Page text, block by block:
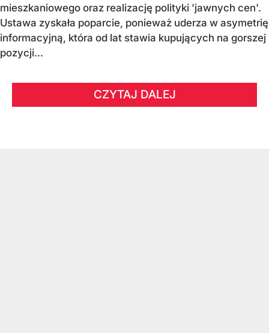
mieszkaniowego oraz realizację polityki 'jawnych cen'.
Ustawa zyskała poparcie, ponieważ uderza w asymetrię
informacyjną, która od lat stawia kupujących na gorszej
pozycji...
CZYTAJ DALEJ